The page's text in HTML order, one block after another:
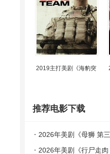
2019主打美剧《海豹突
推荐电影下载
2026年美剧《母狮 第
载【更新至01集】
2026年美剧《行尸走